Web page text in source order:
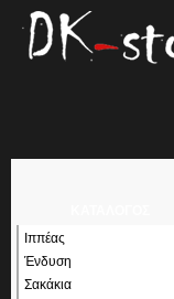
Ιππέας
Ένδυση
Σακάκια